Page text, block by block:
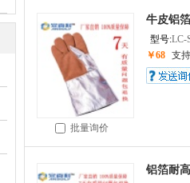
批量询价
牛皮铝
型号:LC-
￥68 支
铝箔耐